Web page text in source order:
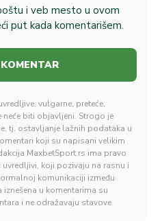
i veb mesto u ovom
put kada komentarišem.
vulgarne, preteće,
biti objavljeni. Strogo je
tj. ostavljanje lažnih podataka u
koji su napisani velikim
MaxbetSport.rs ima pravo
koji pozivaju na rasnu i
komunikaciji između
u komentarima su
i ne odražavaju stavove